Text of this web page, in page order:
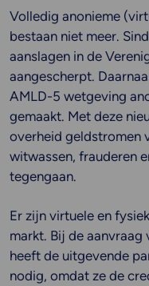
Volledig anonieme
bestaan niet meer.
aanslagen in de
aangescherpt.
AMLD-5 wetgeving
gemaakt. Met deze
overheid geldstromen
witwassen, frauderen
tegengaan.
Er zijn virtuele en
markt. Bij de aanvraag
heeft de uitgevende
nodig, omdat ze de